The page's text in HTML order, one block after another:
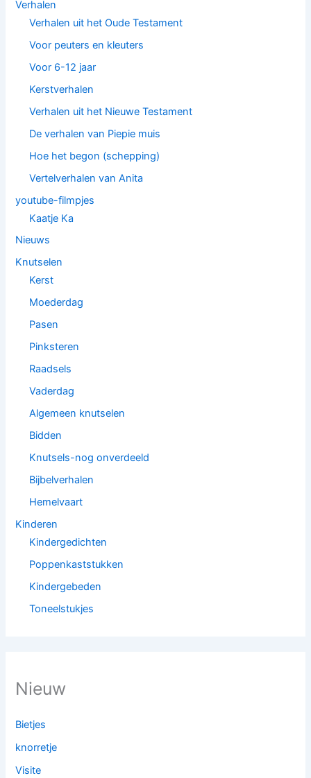
Verhalen
Verhalen uit het Oude Testament
Voor peuters en kleuters
Voor 6-12 jaar
Kerstverhalen
Verhalen uit het Nieuwe Testament
De verhalen van Piepie muis
Hoe het begon (schepping)
Vertelverhalen van Anita
youtube-filmpjes
Kaatje Ka
Nieuws
Knutselen
Kerst
Moederdag
Pasen
Pinksteren
Raadsels
Vaderdag
Algemeen knutselen
Bidden
Knutsels-nog onverdeeld
Bijbelverhalen
Hemelvaart
Kinderen
Kindergedichten
Poppenkaststukken
Kindergebeden
Toneelstukjes
Nieuw
Bietjes
knorretje
Visite